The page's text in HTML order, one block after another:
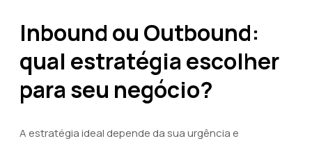
Inbound ou Outbound:
qual estratégia escolher
para seu negócio?
A estratégia ideal depende da sua urgência e